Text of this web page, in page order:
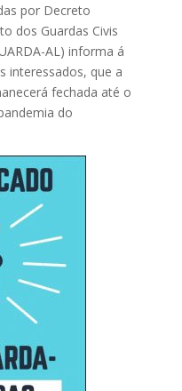
por Decreto
dos Guardas Civis
AL) informa á
interessados, que a
fechada até o
do